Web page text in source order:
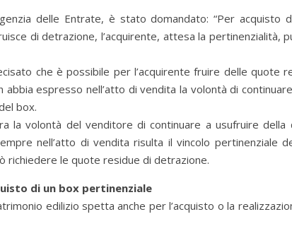
delle Entrate, è stato domandato: “Per acquisto
di detrazione, l’acquirente, attesa la pertinenzialità,
che è possibile per l’acquirente fruire delle quote
espresso nell’atto di vendita la volontà di
box.
la volontà del venditore di continuare a usufruire
nell’atto di vendita risulta il vincolo pertinenziale
richiedere le quote residue di detrazione.
di un box pertinenziale
edilizio spetta anche per l’acquisto o la